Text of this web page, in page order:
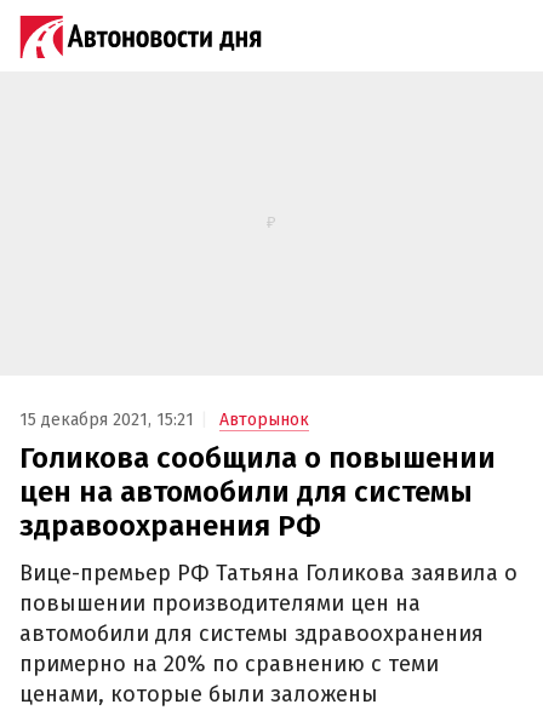
15 декабря 2021, 15:21 Авторынок
Голикова сообщила о повышении
цен на автомобили для системы
здравоохранения РФ
Вице-премьер РФ Татьяна Голикова заявила о
повышении производителями цен на
автомобили для системы здравоохранения
примерно на 20% по сравнению с теми
ценами, которые были заложены